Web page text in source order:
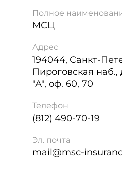
Полное
МСЦ
Адрес
194044, Санкт-
Пироговская наб.,
"А", оф. 60, 70
Телефон
(812) 490-70-19
Эл. почта
mail@msc-